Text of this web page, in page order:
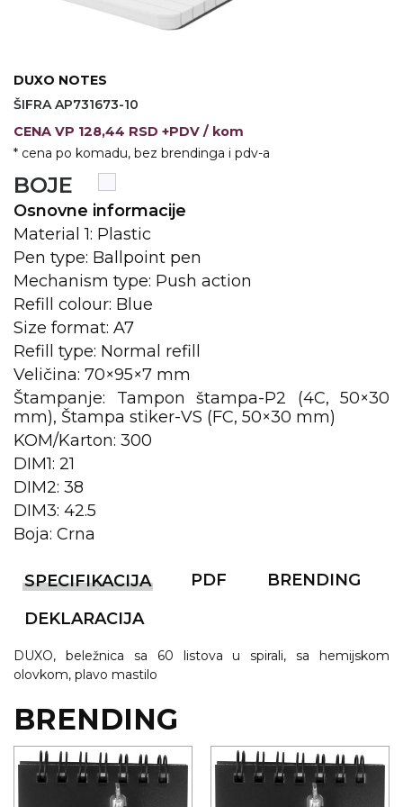
UNIFORME
STRETCH TOPS
SUBLIMACIJA
CRICKET UPALJAČI
ŠIBICA
JAKNE I PRSLUCI
HYGIENIC KOLEKCIJA
OKOVRATNE ID TRAKICE
PRIBOR ZA PISANJE
NARUKVICE ZA ŽURKE I
DOGAĐAJE
ID PLOČICA
TERMOSI
BOCE
TEHNOLOGIJA
KANCELARIJA
OLOVKE
PRIVESCI & ALATI
TORBE & PUTOVANJE
DUXO NOTES
ŠIFRA AP731673-10
CENA VP 128,44 RSD +PDV / kom
* cena po komadu, bez brendinga i pdv-a
BOJE
Osnovne informacije
Material 1: Plastic
Pen type: Ballpoint pen
Mechanism type: Push action
Refill colour: Blue
Size format: A7
Refill type: Normal refill
Veličina: 70×95×7 mm
Štampanje: Tampon štampa-P2 (4C, 50×30
mm), Štampa stiker-VS (FC, 50×30 mm)
KOM/Karton: 300
DIM1: 21
DIM2: 38
DIM3: 42.5
Boja: Crna
SPECIFIKACIJA PDF
BRENDING
DEKLARACIJA
DUXO, beležnica sa 60 listova u spirali, sa hemijskom
olovkom, plavo mastilo
BRENDING